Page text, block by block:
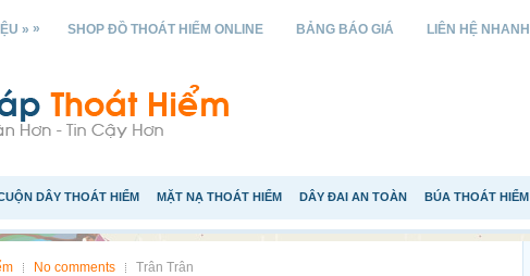
» » SHOP ĐỒ THOÁT HIỂM ONLINE BẢNG BÁO GIÁ LIÊN HỆ NHANH
DÂY THOÁT HIỂM MẶT NẠ THOÁT HIỂM DÂY ĐAI AN TOÀN BÚA THOÁT HIỂM
No comments Trân Trân